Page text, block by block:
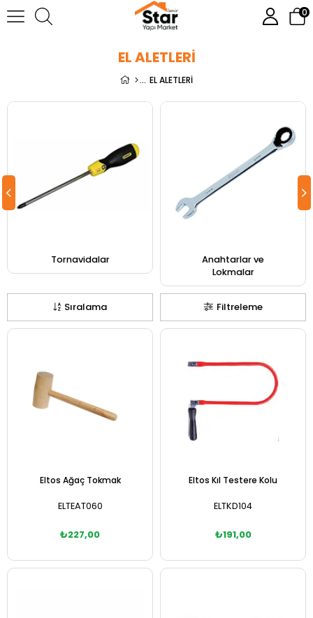
0
EL ALETLERİ
EL ALETLERİ
Tornavidalar
Anahtarlar ve
Lokmalar
Filtreleme
Sıralama
Eltos Ağaç Tokmak
ELTEAT060
₺227,00
Eltos Kıl Testere Kolu
ELTKD104
₺191,00